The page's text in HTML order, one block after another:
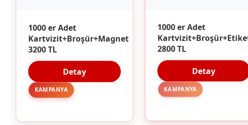
1000 er Adet
Kartvizit+Broşür+Magnet
3200 TL
Detay
KAMPANYA
1000 er Adet
2800 TL
Detay
KAMPANYA